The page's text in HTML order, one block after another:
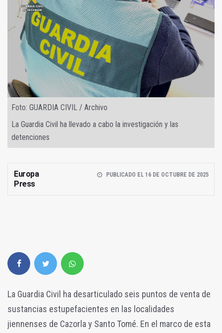
Foto: GUARDIA CIVIL / Archivo
La Guardia Civil ha llevado a cabo la investigación y las
detenciones
Europa
Press
PUBLICADO EL 16 DE OCTUBRE DE 2025
La Guardia Civil ha desarticulado seis puntos de venta de
sustancias estupefacientes en las localidades
jiennenses de Cazorla y Santo Tomé. En el marco de esta